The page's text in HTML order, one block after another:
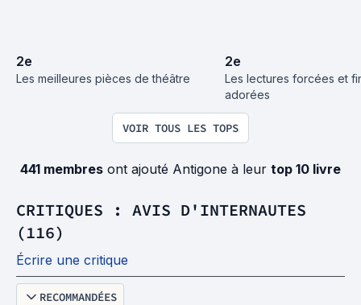
2e
Les meilleures pièces de théâtre
2e
Les lectures forcées et
adorées
VOIR TOUS LES TOPS
441 membres ont ajouté Antigone à leur top 10 livre
CRITIQUES : AVIS D'INTERNAUTES
(116)
Écrire une critique
RECOMMANDÉES